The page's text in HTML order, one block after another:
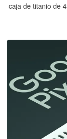
caja de titanio de
al agua de 200
disponible